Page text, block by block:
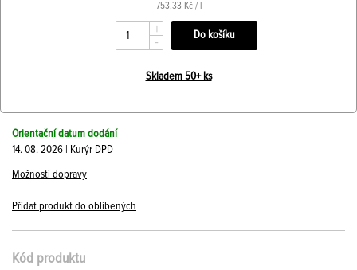
753,33 Kč / l
+
-
Skladem 50+ ks
Orientační datum dodání
14. 08. 2026 | Kurýr DPD
Možnosti dopravy
Přidat produkt do oblíbených
Kód produktu